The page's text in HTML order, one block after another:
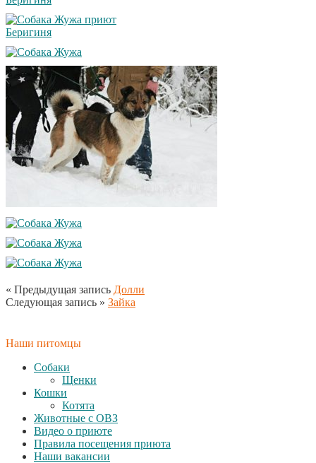
« Предыдущая запись Долли
Следующая запись » Зайка
Наши питомцы
Собаки
Щенки
Кошки
Котята
Животные с ОВЗ
Видео о приюте
Правила посещения приюта
Наши вакансии